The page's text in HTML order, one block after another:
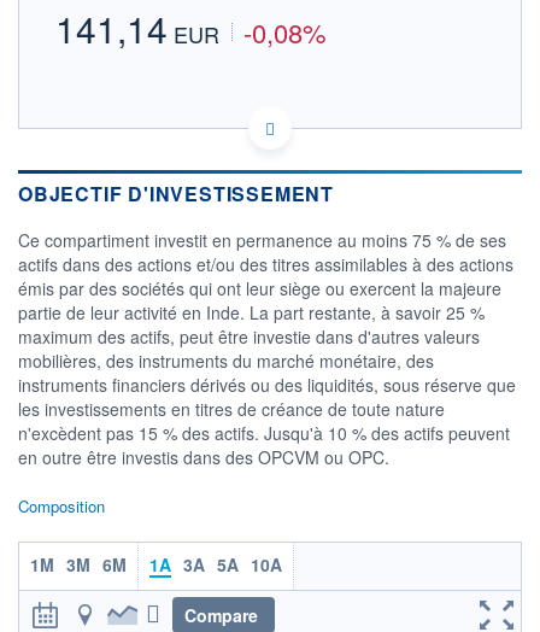
FORUM
141,14 EUR -0,08%
Consulter le prospectus / DIC
05/12 08/04
140
160
CATÉGORIE MORNINGSTAR
Actions Inde
TARIFS PRIVILÉGIÉS
ÉLIGIBILITÉ
PEA PEA-PME BOURSOVIE LUX
CTO BUSINESS
OBJECTIF D'INVESTISSEMENT
Ce compartiment investit en permanence au moins 75 % de ses
actifs dans des actions et/ou des titres assimilables à des actions
émis par des sociétés qui ont leur siège ou exercent la majeure
partie de leur activité en Inde. La part restante, à savoir 25 %
maximum des actifs, peut être investie dans d'autres valeurs
mobilières, des instruments du marché monétaire, des
instruments financiers dérivés ou des liquidités, sous réserve que
les investissements en titres de créance de toute nature
n'excèdent pas 15 % des actifs. Jusqu'à 10 % des actifs peuvent
en outre être investis dans des OPCVM ou OPC.
Composition
1M 3M 6M 1A 3A 5A 10A
Compare